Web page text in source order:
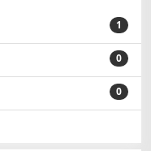
1
0
0